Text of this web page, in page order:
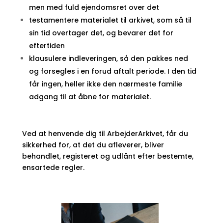
men med fuld ejendomsret over det
testamentere materialet til arkivet, som så til
sin tid overtager det, og bevarer det for
eftertiden
klausulere indleveringen, så den pakkes ned
og forsegles i en forud aftalt periode. I den tid
får ingen, heller ikke den nærmeste familie
adgang til at åbne for materialet.
Ved at henvende dig til ArbejderArkivet, får du
sikkerhed for, at det du afleverer, bliver
behandlet, registeret og udlånt efter bestemte,
ensartede regler.